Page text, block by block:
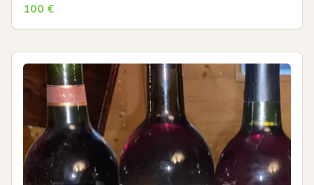
100 €